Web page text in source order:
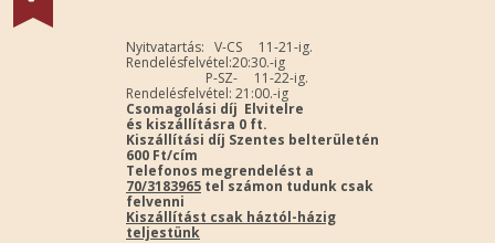
Nyitvatartás: V-CS 11-21-ig.
Rendelésfelvétel:20:30.-ig
P-SZ- 11-22-ig.
Rendelésfelvétel: 21:00.-ig
Csomagolási díj Elvitelre
és kiszállításra 0 ft.
Kiszállítási díj Szentes belterületén
600 Ft/cím
Telefonos megrendelést a
70/3183965 tel számon tudunk csak
felvenni
Kiszállítást csak háztól-házig
teljestünk